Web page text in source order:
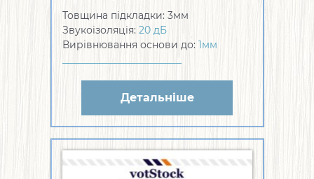
Товщина підкладки: 3мм
Звукоізоляція: 20 дБ
Вирівнювання основи до: 1мм
Детальніше